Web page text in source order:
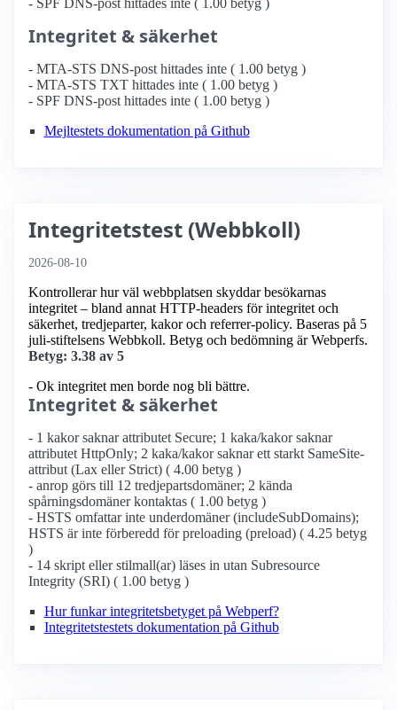
- SPF DNS-post hittades inte ( 1.00 betyg )
Integritet & säkerhet
- MTA-STS DNS-post hittades inte ( 1.00 betyg )
- MTA-STS TXT hittades inte ( 1.00 betyg )
- SPF DNS-post hittades inte ( 1.00 betyg )
Mejltestets dokumentation på Github
Integritetstest (Webbkoll)
2026-08-10
Kontrollerar hur väl webbplatsen skyddar besökarnas
integritet – bland annat HTTP-headers för integritet och
säkerhet, tredjeparter, kakor och referrer-policy. Baseras på 5
juli-stiftelsens Webbkoll. Betyg och bedömning är Webperfs.
Betyg: 3.38 av 5
- Ok integritet men borde nog bli bättre.
Integritet & säkerhet
- 1 kakor saknar attributet Secure; 1 kaka/kakor saknar
attributet HttpOnly; 2 kaka/kakor saknar ett starkt SameSite-
attribut (Lax eller Strict) ( 4.00 betyg )
- anrop görs till 12 tredjepartsdomäner; 2 kända
spårningsdomäner kontaktas ( 1.00 betyg )
- HSTS omfattar inte underdomäner (includeSubDomains);
HSTS är inte förberedd för preloading (preload) ( 4.25 betyg
)
- 14 skript eller stilmall(ar) läses in utan Subresource
Integrity (SRI) ( 1.00 betyg )
Hur funkar integritetsbetyget på Webperf?
Integritetstestets dokumentation på Github